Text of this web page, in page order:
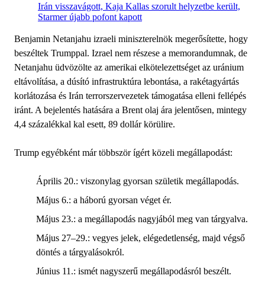
Irán visszavágott, Kaja Kallas szorult helyzetbe került,
Starmer újabb pofont kapott
Benjamin Netanjahu izraeli miniszterelnök megerősítette, hogy
beszéltek Trumppal. Izrael nem részese a memorandumnak, de
Netanjahu üdvözölte az amerikai elkötelezettséget az uránium
eltávolítása, a dúsító infrastruktúra lebontása, a rakétagyártás
korlátozása és Irán terrorszervezetek támogatása elleni fellépés
iránt. A bejelentés hatására a Brent olaj ára jelentősen, mintegy
4,4 százalékkal kal esett, 89 dollár körülire.
Trump egyébként már többször ígért közeli megállapodást:
Április 20.: viszonylag gyorsan születik megállapodás.
Május 6.: a háború gyorsan véget ér.
Május 23.: a megállapodás nagyjából meg van tárgyalva.
Május 27–29.: vegyes jelek, elégedetlenség, majd végső
döntés a tárgyalásokról.
Június 11.: ismét nagyszerű megállapodásról beszélt.